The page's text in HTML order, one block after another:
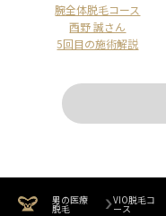
腕全体脱毛コース
西野 誠さん
5回目の施術解説
男の医療
脱毛
VIO脱毛コ
ース